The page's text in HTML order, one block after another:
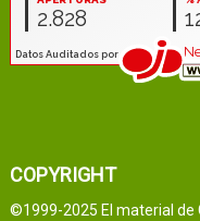
COPYRIGHT
©1999-2025 El material de